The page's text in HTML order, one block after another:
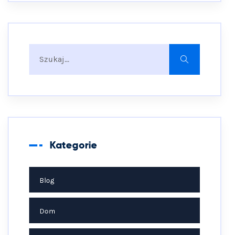
Kategorie
Blog
Dom